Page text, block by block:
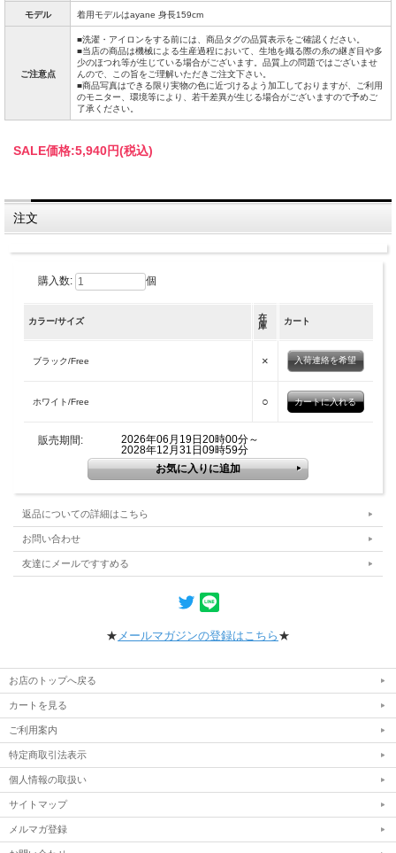
モデル 着用モデルはayane 身長159cm
ご注意点
■洗濯・アイロンをする前には、商品タグの品質表示をご確認ください。
■当店の商品は機械による生産過程において、生地を織る際の糸の継ぎ目や多
少のほつれ等が生じている場合がございます。品質上の問題ではございませ
んので、この旨をご理解いただきご注文下さい。
■商品写真はできる限り実物の色に近づけるよう加工しておりますが、ご利用
のモニター、環境等により、若干差異が生じる場合がございますので予めご
了承ください。
SALE価格:5,940円(税込)
注文
購入数: 個
カラー/サイズ
在
庫
カート
ブラック/Free × 入荷連絡を希望
ホワイト/Free ○
販売期間:
2026年06月19日20時00分～
2028年12月31日09時59分
返品についての詳細はこちら
お問い合わせ
友達にメールですすめる
★ メールマガジンの登録はこちら ★
お店のトップへ戻る
カートを見る
ご利用案内
特定商取引法表示
個人情報の取扱い
サイトマップ
メルマガ登録